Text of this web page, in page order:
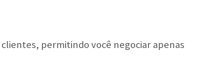
permitindo você negociar apenas